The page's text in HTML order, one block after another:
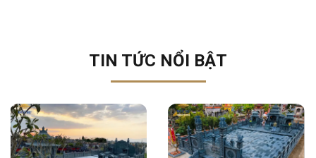
TIN TỨC NỔI BẬT